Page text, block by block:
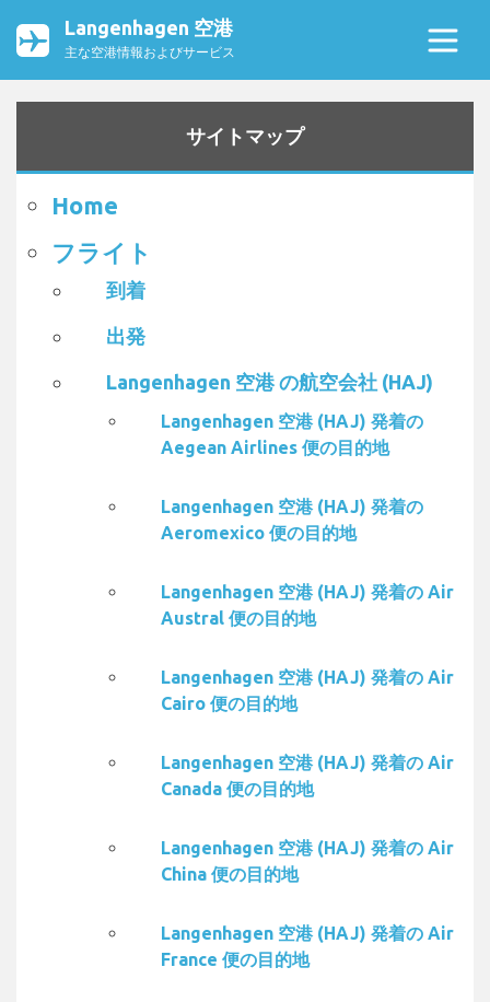
Langenhagen 空港
主な空港情報およびサービス
サイトマップ
Home
フライト
到着
出発
Langenhagen 空港 の航空会社 (HAJ)
Langenhagen 空港 (HAJ) 発着の
Aegean Airlines 便の目的地
Langenhagen 空港 (HAJ) 発着の
Aeromexico 便の目的地
Langenhagen 空港 (HAJ) 発着の Air
Austral 便の目的地
Langenhagen 空港 (HAJ) 発着の Air
Cairo 便の目的地
Langenhagen 空港 (HAJ) 発着の Air
Canada 便の目的地
Langenhagen 空港 (HAJ) 発着の Air
China 便の目的地
Langenhagen 空港 (HAJ) 発着の Air
France 便の目的地